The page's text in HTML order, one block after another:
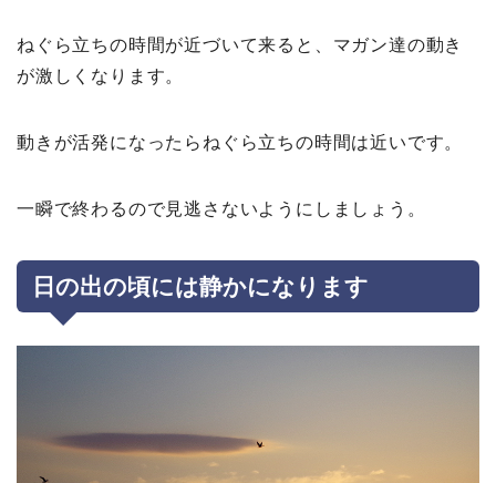
ねぐら立ちの時間が近づいて来ると、マガン達の動き
が激しくなります。
動きが活発になったらねぐら立ちの時間は近いです。
一瞬で終わるので見逃さないようにしましょう。
日の出の頃には静かになります